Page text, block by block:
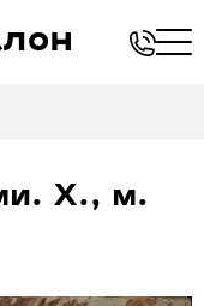
Х., м.